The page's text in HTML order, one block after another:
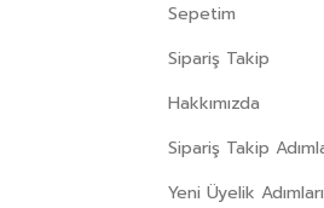
Sepetim
Sipariş Takip
Hakkımızda
Sipariş Takip
Yeni Üyelik Adımları